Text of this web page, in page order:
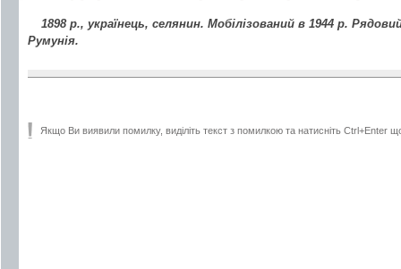
1898 р., українець, селянин. Мобілізований в 1944 р.
Румунія.
Якщо Ви виявили помилку, виділіть текст з помилкою та натисніть Ctrl+Enter